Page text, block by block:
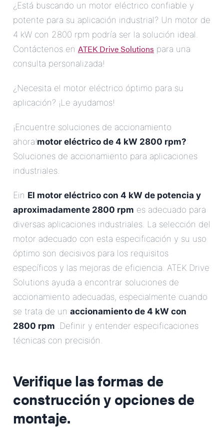
¿Está buscando un motor eléctrico confiable y
potente para su aplicación industrial? Un motor de
4 kW con 2800 rpm podría ser la solución ideal.
Contáctenos en ATEK Drive Solutions para una
consulta personalizada!
¿Necesita el motor eléctrico óptimo para su
aplicación? ¡Le ayudamos!
¡Encuentre soluciones de accionamiento
ahora!motor eléctrico de 4 kW 2800 rpm?:
Soluciones de accionamiento para aplicaciones
industriales.
Ein El motor eléctrico con 4 kW de potencia y
aproximadamente 2800 rpm es adecuado para
diversas aplicaciones industriales. La selección del
motor adecuado con esta especificación y su uso
óptimo son decisivos para los requisitos
específicos y las mejoras de eficiencia. ATEK Drive
Solutions ayuda a encontrar soluciones de
accionamiento adecuadas, especialmente cuando
se trata de un accionamiento de 4 kW con
2800 rpm .Definir y entender especificaciones
técnicas con precisión.
Verifique las formas de
construcción y opciones de
montaje.